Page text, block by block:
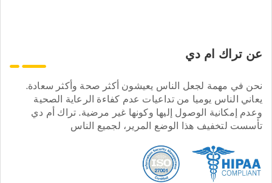
عن تراك ام دي
نحن في مهمة لجعل الناس يعيشون أكثر صحة وأكثر سعادة.
يعاني الناس يوميا من تداعيات عدم كفاءة الرعاية الصحية
وعدم إمكانية الوصول إليها وكونها غير مرضية. تراك أم دي
تأسست لتخفيف هذا الوضع المرير، لجميع الناس